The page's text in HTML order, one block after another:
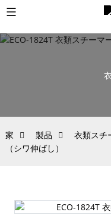
家 製品 衣類スチ
（シワ伸ばし）